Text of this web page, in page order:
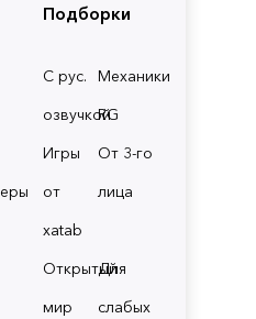
Подборки
С рус.
озвучкой
Механики
RG
Игры
от
xatab
От 3-го
лица
Открытый
мир
Для
слабых